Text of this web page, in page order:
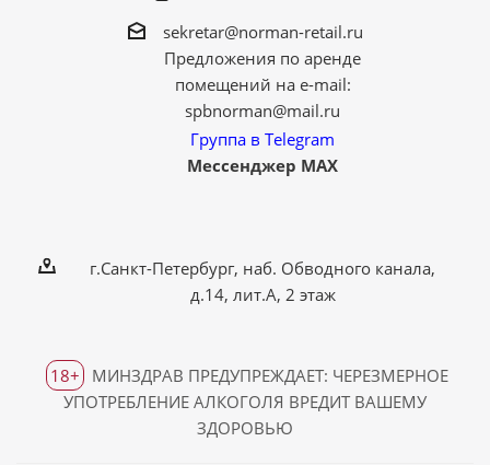
sekretar@norman-retail.ru
Предложения по аренде
помещений на e-mail:
spbnorman@mail.ru
Группа в Telegram
Мессенджер MAX
г.Санкт-Петербург, наб. Обводного канала,
д.14, лит.А, 2 этаж
18+
МИНЗДРАВ ПРЕДУПРЕЖДАЕТ: ЧЕРЕЗМЕРНОЕ
УПОТРЕБЛЕНИЕ АЛКОГОЛЯ ВРЕДИТ ВАШЕМУ
ЗДОРОВЬЮ